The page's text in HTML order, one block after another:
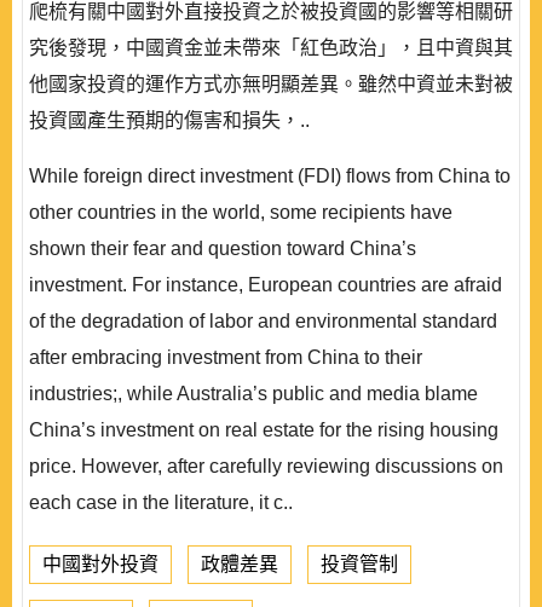
爬梳有關中國對外直接投資之於被投資國的影響等相關研
究後發現，中國資金並未帶來「紅色政治」，且中資與其
他國家投資的運作方式亦無明顯差異。雖然中資並未對被
投資國產生預期的傷害和損失，..
While foreign direct investment (FDI) flows from China to
other countries in the world, some recipients have
shown their fear and question toward China’s
investment. For instance, European countries are afraid
of the degradation of labor and environmental standard
after embracing investment from China to their
industries;, while Australia’s public and media blame
China’s investment on real estate for the rising housing
price. However, after carefully reviewing discussions on
each case in the literature, it c..
中國對外投資 政體差異 投資管制